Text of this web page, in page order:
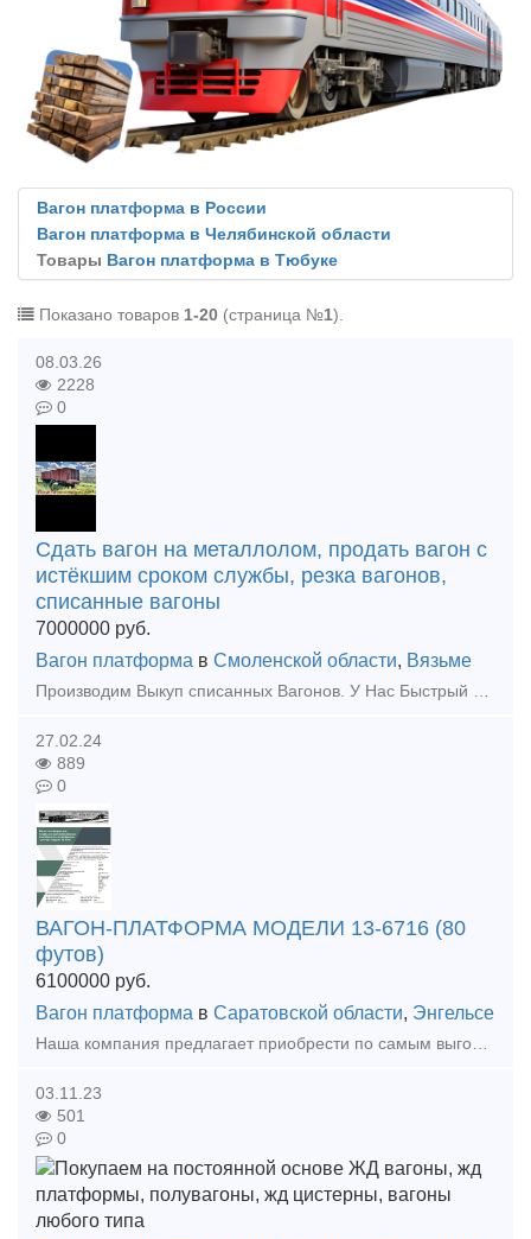
Вагон платформа в России
Вагон платформа в Челябинской области
Товары Вагон платформа в Тюбуке
Показано товаров 1-20 (страница №1).
08.03.26
2228
0
Сдать вагон на металлолом, продать вагон с
истёкшим сроком службы, резка вагонов,
списанные вагоны
7000000 руб.
Вагон платформа в Смоленской области, Вязьме
Производим Выкуп списанных Вагонов. У Нас Быстрый выкуп Вагонов с истёкшим сроком службы. Выкупаем любые жд Вагоны, в независимости от состояния Вагона, расчёт производим любым удобным для Вас с
27.02.24
889
0
ВАГОН-ПЛАТФОРМА МОДЕЛИ 13-6716 (80
футов)
6100000 руб.
Вагон платформа в Саратовской области, Энгельсе
Наша компания предлагает приобрести по самым выгодным ценам для Вас, от производителя, новые вагон-платформы модели 13-6716 с погрузочной длинной 80 футов для перевозки крупнотоннажных контейнеров и к
03.11.23
501
0